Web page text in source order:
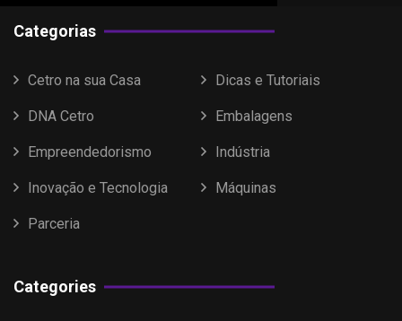
Categorias
Cetro na sua Casa Dicas e Tutoriais
DNA Cetro Embalagens
Empreendedorismo Indústria
Inovação e Tecnologia Máquinas
Parceria
Categories